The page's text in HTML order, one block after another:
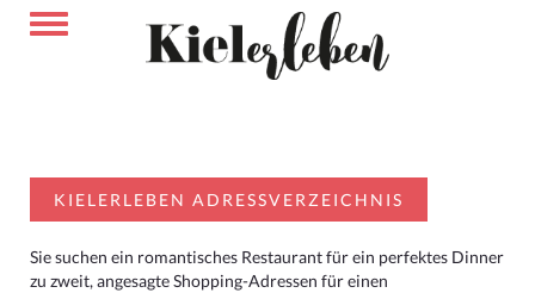
KIELERLEBEN ADRESSVERZEICHNIS
Sie suchen ein romantisches Restaurant für ein perfektes Dinner
zu zweit, angesagte Shopping-Adressen für einen